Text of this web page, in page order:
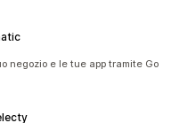
negozio e le tue app tramite Go